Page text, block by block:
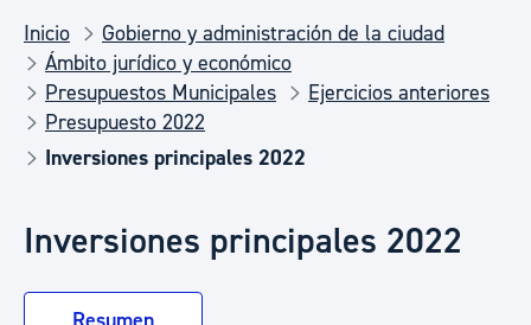
Inicio
Gobierno y administración de la ciudad
Ámbito jurídico y económico
Presupuestos Municipales
Ejercicios anteriores
Presupuesto 2022
Inversiones principales 2022
Inversiones principales 2022